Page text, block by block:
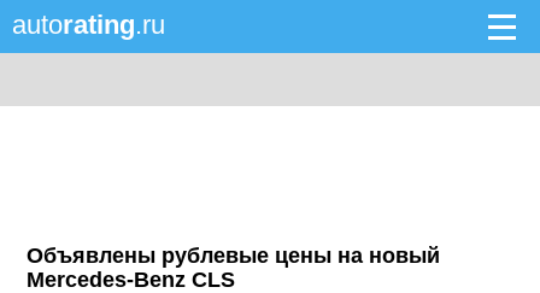
autorating.ru
Объявлены рублевые цены на новый
Mercedes-Benz CLS